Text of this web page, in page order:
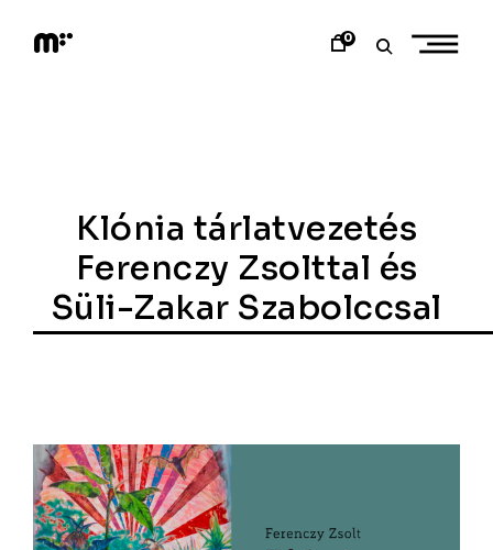
content
0
Klónia tárlatvezetés
Ferenczy Zsolttal és
Süli-Zakar Szabolccsal